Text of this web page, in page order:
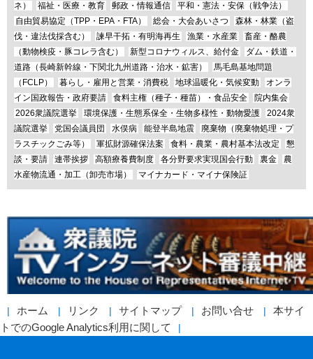
ネ）
福祉・医療・教育 郵政・情報通信
平和・憲法・安保（戦争法）
自由貿易協定（TPP・EPA・FTA）
総会・大会あいさつ
森林・林業（盗
伐・違法伐採含む）
諫早干拓・有明海再生 漁業・水産業
畜産・酪農
（動物検疫・豚コレラ含む）
新型コロナウィルス、給付金
ダム・鉄道・
道路（長崎新幹線・下関北九州道路・治水・鉱害）
馬毛島基地問題
（FCLP）
暮らし・雇用と営業・消費税 地球温暖化・気候変動
オンラ
イン国政報告・政府要請
食料主権（種子・種苗）・食品安全
院内集会
2026衆議院選挙
環境保護・生態系保全・生物多様性・動物愛護
2024衆
議院選挙
党国会議員団 水俣病 能登半島地震
廃棄物（廃棄物処理・プ
ラスチックごみ等）
軍拡財源確保法案 食料・農業・農村基本法改定
懇
談・要請
連帯挨拶 高額療養費制度 各分野要求実現国会行動 裏金
農
水産物流通・加工（卸売市場）
マイナカード・マイナ保険証
ホーム リンク サイトマップ お問い合せ
本サイ
トでのGoogle Analytics利用に関して